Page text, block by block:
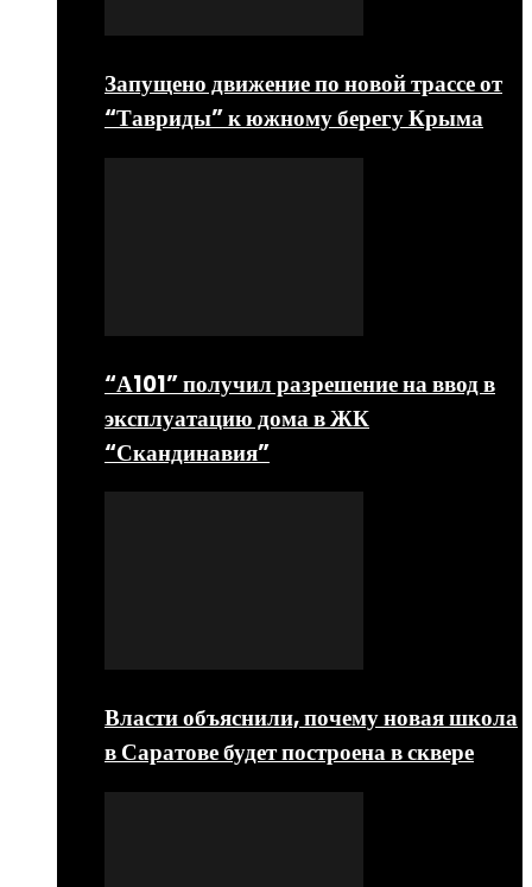
Запущено движение по новой трассе от
“Тавриды” к южному берегу Крыма
“А101” получил разрешение на ввод в
эксплуатацию дома в ЖК
“Скандинавия”
Власти объяснили, почему новая школа
в Саратове будет построена в сквере